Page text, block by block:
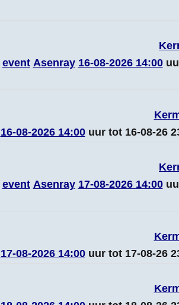
event Asenray 16-08-2026 14:00
16-08-2026 14:00uur tot 16-08-26
event Asenray 17-08-2026 14:00
17-08-2026 14:00uur tot 17-08-26